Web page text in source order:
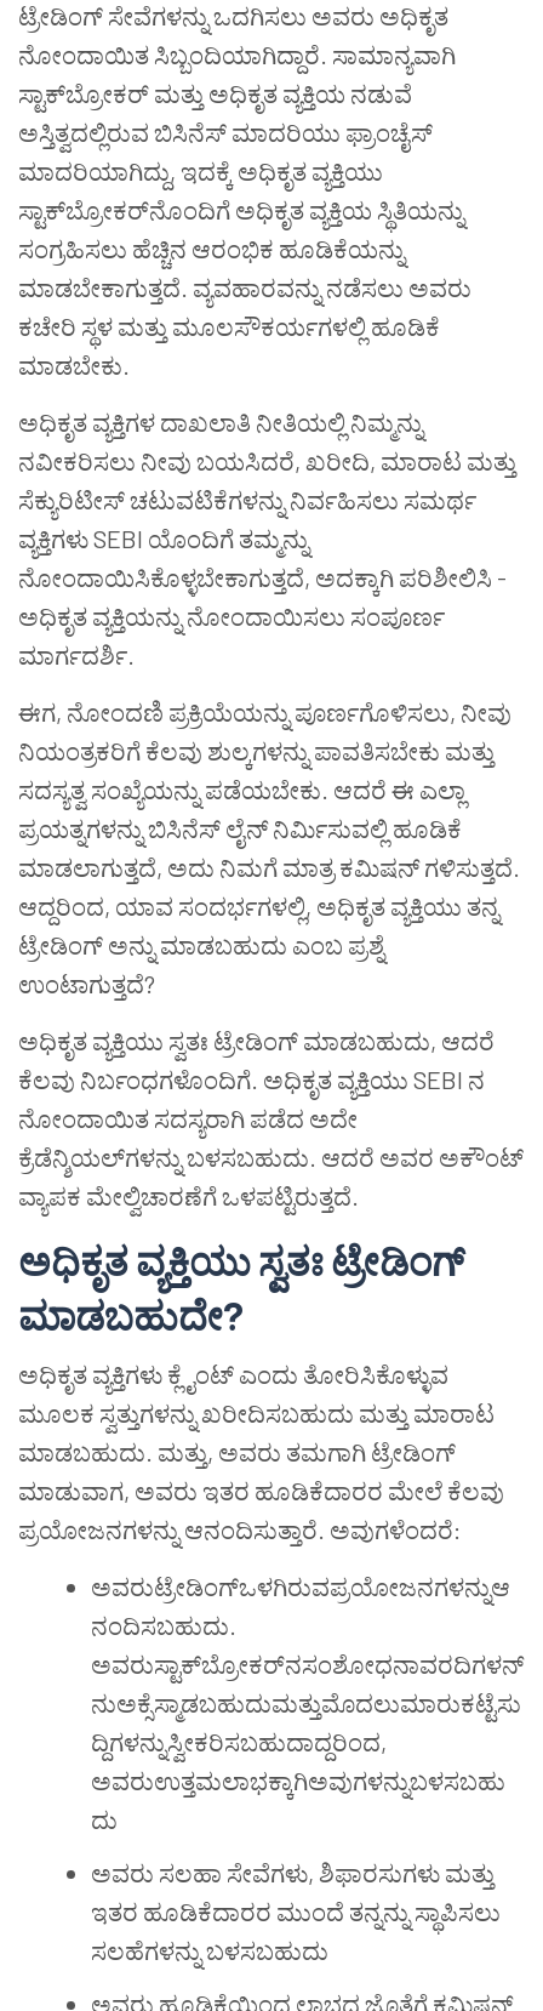
ಟ್ರೇಡಿಂಗ್ ಸೇವೆಗಳನ್ನು ಒದಗಿಸಲು ಅವರು ಅಧಿಕೃತ
ನೋಂದಾಯಿತ ಸಿಬ್ಬಂದಿಯಾಗಿದ್ದಾರೆ. ಸಾಮಾನ್ಯವಾಗಿ
ಸ್ಟಾಕ್‌ಬ್ರೋಕರ್ ಮತ್ತು ಅಧಿಕೃತ ವ್ಯಕ್ತಿಯ ನಡುವೆ
ಅಸ್ತಿತ್ವದಲ್ಲಿರುವ ಬಿಸಿನೆಸ್ ಮಾದರಿಯು ಫ್ರಾಂಚೈಸ್
ಮಾದರಿಯಾಗಿದ್ದು, ಇದಕ್ಕೆ ಅಧಿಕೃತ ವ್ಯಕ್ತಿಯು
ಸ್ಟಾಕ್‌ಬ್ರೋಕರ್‌ನೊಂದಿಗೆ ಅಧಿಕೃತ ವ್ಯಕ್ತಿಯ ಸ್ಥಿತಿಯನ್ನು
ಸಂಗ್ರಹಿಸಲು ಹೆಚ್ಚಿನ ಆರಂಭಿಕ ಹೂಡಿಕೆಯನ್ನು
ಮಾಡಬೇಕಾಗುತ್ತದೆ. ವ್ಯವಹಾರವನ್ನು ನಡೆಸಲು ಅವರು
ಕಚೇರಿ ಸ್ಥಳ ಮತ್ತು ಮೂಲಸೌಕರ್ಯಗಳಲ್ಲಿ ಹೂಡಿಕೆ
ಮಾಡಬೇಕು.
ಅಧಿಕೃತ ವ್ಯಕ್ತಿಗಳ ದಾಖಲಾತಿ ನೀತಿಯಲ್ಲಿ ನಿಮ್ಮನ್ನು
ನವೀಕರಿಸಲು ನೀವು ಬಯಸಿದರೆ, ಖರೀದಿ, ಮಾರಾಟ ಮತ್ತು
ಸೆಕ್ಯುರಿಟೀಸ್ ಚಟುವಟಿಕೆಗಳನ್ನು ನಿರ್ವಹಿಸಲು ಸಮರ್ಥ
ವ್ಯಕ್ತಿಗಳು SEBI ಯೊಂದಿಗೆ ತಮ್ಮನ್ನು
ನೋಂದಾಯಿಸಿಕೊಳ್ಳಬೇಕಾಗುತ್ತದೆ, ಅದಕ್ಕಾಗಿ ಪರಿಶೀಲಿಸಿ -
ಅಧಿಕೃತ ವ್ಯಕ್ತಿಯನ್ನು ನೋಂದಾಯಿಸಲು ಸಂಪೂರ್ಣ
ಮಾರ್ಗದರ್ಶಿ.
ಈಗ, ನೋಂದಣಿ ಪ್ರಕ್ರಿಯೆಯನ್ನು ಪೂರ್ಣಗೊಳಿಸಲು, ನೀವು
ನಿಯಂತ್ರಕರಿಗೆ ಕೆಲವು ಶುಲ್ಕಗಳನ್ನು ಪಾವತಿಸಬೇಕು ಮತ್ತು
ಸದಸ್ಯತ್ವ ಸಂಖ್ಯೆಯನ್ನು ಪಡೆಯಬೇಕು. ಆದರೆ ಈ ಎಲ್ಲಾ
ಪ್ರಯತ್ನಗಳನ್ನು ಬಿಸಿನೆಸ್ ಲೈನ್ ನಿರ್ಮಿಸುವಲ್ಲಿ ಹೂಡಿಕೆ
ಮಾಡಲಾಗುತ್ತದೆ, ಅದು ನಿಮಗೆ ಮಾತ್ರ ಕಮಿಷನ್ ಗಳಿಸುತ್ತದೆ.
ಆದ್ದರಿಂದ, ಯಾವ ಸಂದರ್ಭಗಳಲ್ಲಿ, ಅಧಿಕೃತ ವ್ಯಕ್ತಿಯು ತನ್ನ
ಟ್ರೇಡಿಂಗ್ ಅನ್ನು ಮಾಡಬಹುದು ಎಂಬ ಪ್ರಶ್ನೆ
ಉಂಟಾಗುತ್ತದೆ?
ಅಧಿಕೃತ ವ್ಯಕ್ತಿಯು ಸ್ವತಃ ಟ್ರೇಡಿಂಗ್ ಮಾಡಬಹುದು, ಆದರೆ
ಕೆಲವು ನಿರ್ಬಂಧಗಳೊಂದಿಗೆ. ಅಧಿಕೃತ ವ್ಯಕ್ತಿಯು SEBI ನ
ನೋಂದಾಯಿತ ಸದಸ್ಯರಾಗಿ ಪಡೆದ ಅದೇ
ಕ್ರೆಡೆನ್ಶಿಯಲ್‌ಗಳನ್ನು ಬಳಸಬಹುದು. ಆದರೆ ಅವರ ಅಕೌಂಟ್
ವ್ಯಾಪಕ ಮೇಲ್ವಿಚಾರಣೆಗೆ ಒಳಪಟ್ಟಿರುತ್ತದೆ.
ಅಧಿಕೃತ ವ್ಯಕ್ತಿಯು ಸ್ವತಃ ಟ್ರೇಡಿಂಗ್
ಮಾಡಬಹುದೇ?
ಅಧಿಕೃತ ವ್ಯಕ್ತಿಗಳು ಕ್ಲೈಂಟ್ ಎಂದು ತೋರಿಸಿಕೊಳ್ಳುವ
ಮೂಲಕ ಸ್ವತ್ತುಗಳನ್ನು ಖರೀದಿಸಬಹುದು ಮತ್ತು ಮಾರಾಟ
ಮಾಡಬಹುದು. ಮತ್ತು, ಅವರು ತಮಗಾಗಿ ಟ್ರೇಡಿಂಗ್
ಮಾಡುವಾಗ, ಅವರು ಇತರ ಹೂಡಿಕೆದಾರರ ಮೇಲೆ ಕೆಲವು
ಪ್ರಯೋಜನಗಳನ್ನು ಆನಂದಿಸುತ್ತಾರೆ. ಅವುಗಳೆಂದರೆ:
ಅವರುಟ್ರೇಡಿಂಗ್ಒಳಗಿರುವಪ್ರಯೋಜನಗಳನ್ನುಆ
ನಂದಿಸಬಹುದು.
ಅವರುಸ್ಟಾಕ್‌ಬ್ರೋಕರ್‌ನಸಂಶೋಧನಾವರದಿಗಳನ್
ನುಅಕ್ಸೆಸ್ಮಾಡಬಹುದುಮತ್ತುಮೊದಲುಮಾರುಕಟ್ಟೆಸು
ದ್ದಿಗಳನ್ನುಸ್ವೀಕರಿಸಬಹುದಾದ್ದರಿಂದ,
ಅವರುಉತ್ತಮಲಾಭಕ್ಕಾಗಿಅವುಗಳನ್ನುಬಳಸಬಹು
ದು
ಅವರು ಸಲಹಾ ಸೇವೆಗಳು, ಶಿಫಾರಸುಗಳು ಮತ್ತು
ಇತರ ಹೂಡಿಕೆದಾರರ ಮುಂದೆ ತನ್ನನ್ನು ಸ್ಥಾಪಿಸಲು
ಸಲಹೆಗಳನ್ನು ಬಳಸಬಹುದು
ಅವರು ಹೂಡಿಕೆಯಿಂದ ಲಾಭದ ಜೊತೆಗೆ ಕಮಿಷನ್